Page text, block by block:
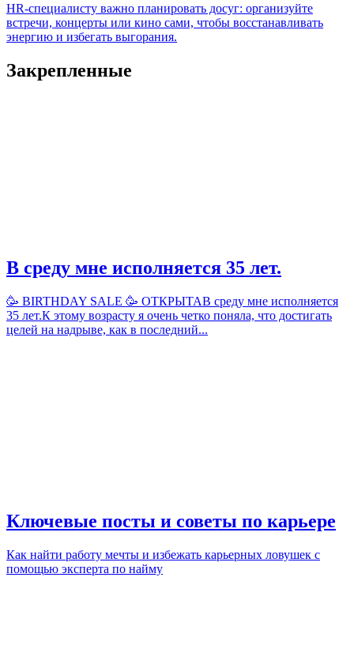
HR‑специалисту важно планировать досуг: организуйте
встречи, концерты или кино сами, чтобы восстанавливать
энергию и избегать выгорания.
Закрепленные
В среду мне исполняется 35 лет.
🥳 BIRTHDAY SALE 🥳 ОТКРЫТАВ среду мне исполняется
35 лет.К этому возрасту я очень четко поняла, что достигать
целей на надрыве, как в последний...
Ключевые посты и советы по карьере
Как найти работу мечты и избежать карьерных ловушек с
помощью эксперта по найму